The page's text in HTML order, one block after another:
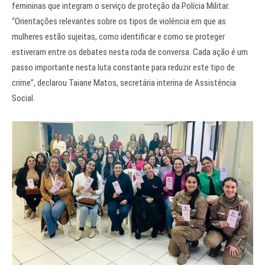
femininas que integram o serviço de proteção da Polícia Militar.
“Orientações relevantes sobre os tipos de violência em que as
mulheres estão sujeitas, como identificar e como se proteger
estiveram entre os debates nesta roda de conversa. Cada ação é um
passo importante nesta luta constante para reduzir este tipo de
crime”, declarou Taiane Matos, secretária interina de Assistência
Social.